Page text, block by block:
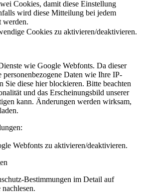
Cookies, damit diese Einstellung
wird diese Mitteilung bei jedem
werden.
Cookies zu aktivieren/deaktivieren.
wie Google Webfonts. Da dieser
Daten wie Ihre IP-
Sie diese hier blockieren. Bitte beachten
und das Erscheinungsbild unserer
kann. Änderungen werden wirksam,
Webfonts zu aktivieren/deaktivieren.
Bestimmungen im Detail auf